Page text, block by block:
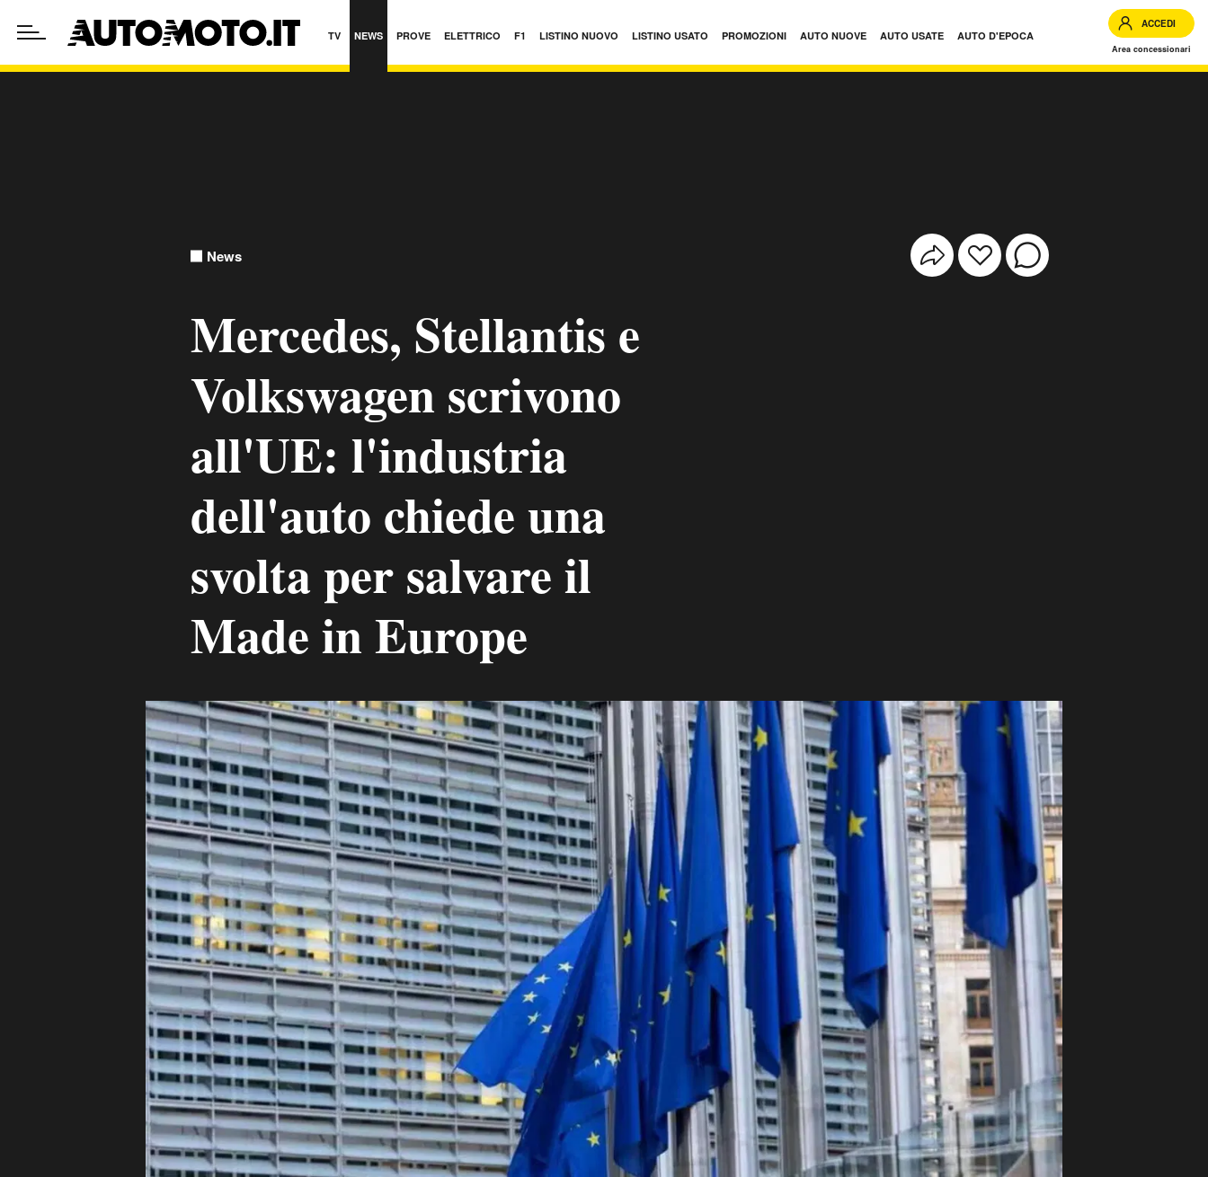
TV NEWS PROVE ELETTRICO F1 LISTINO NUOVO LISTINO USATO PROMOZIONI AUTO NUOVE AUTO USATE AUTO D'EPOCA
ACCEDI
Area concessionari
News
Mercedes, Stellantis e
Volkswagen scrivono
all'UE: l'industria
dell'auto chiede una
svolta per salvare il
Made in Europe